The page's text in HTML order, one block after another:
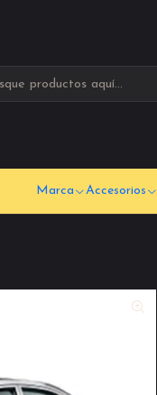
Marca Accesorios